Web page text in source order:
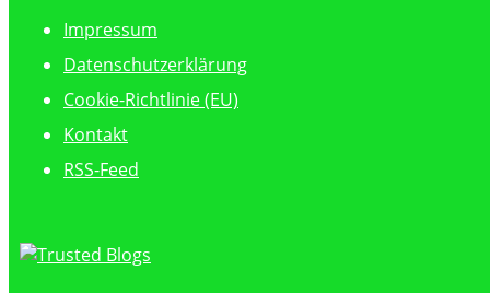
Impressum
Datenschutzerklärung
Cookie-Richtlinie (EU)
Kontakt
RSS-Feed